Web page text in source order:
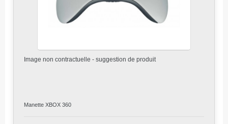
Image non contractuelle - suggestion de produit
Manette XBOX 360